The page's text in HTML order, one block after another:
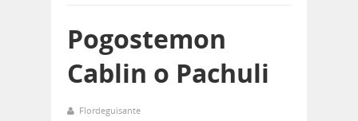
Pogostemon
Cablin o Pachuli
Flordeguisante